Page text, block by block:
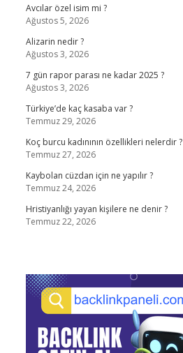
Avcılar özel isim mi ?
Ağustos 5, 2026
Alizarin nedir ?
Ağustos 3, 2026
7 gün rapor parası ne kadar 2025 ?
Ağustos 3, 2026
Türkiye’de kaç kasaba var ?
Temmuz 29, 2026
Koç burcu kadınının özellikleri nelerdir ?
Temmuz 27, 2026
Kaybolan cüzdan için ne yapılır ?
Temmuz 24, 2026
Hristiyanlığı yayan kişilere ne denir ?
Temmuz 22, 2026